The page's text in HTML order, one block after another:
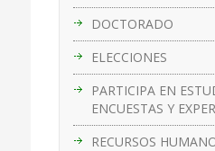
DOCTORADO
ELECCIONES
PARTICIPA EN
ENCUESTAS Y
RECURSOS